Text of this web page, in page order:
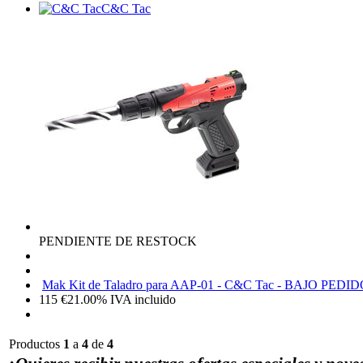
C&C Tac
PENDIENTE DE RESTOCK
Mak Kit de Taladro para AAP-01 - C&C Tac - BAJO
115 €21.00% IVA incluido
Productos 1 a 4 de 4